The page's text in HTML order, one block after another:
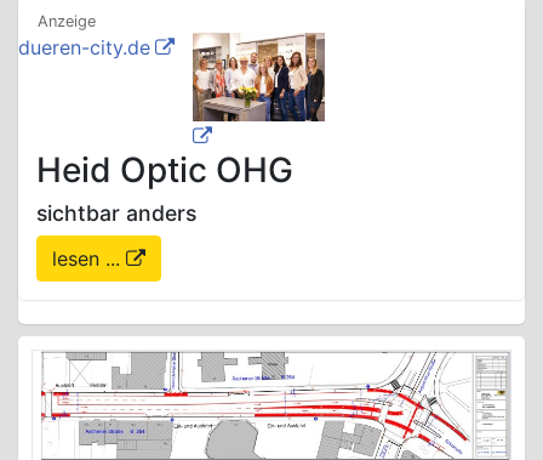
dueren-city.de
Heid Optic OHG
sichtbar anders
lesen ...